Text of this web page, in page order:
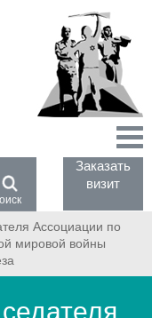
Заказать
визит
Ассоциации по
мировой войны